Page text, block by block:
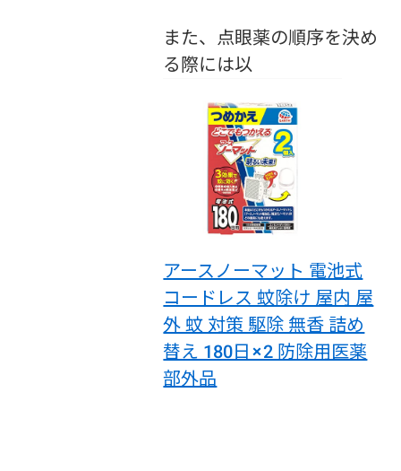
また、点眼薬の順序を決め
る際には以
アースノーマット 電池式
コードレス 蚊除け 屋内 屋
外 蚊 対策 駆除 無香 詰め
替え 180日×2 防除用医薬
部外品